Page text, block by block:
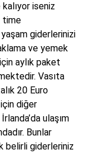
kalıyor iseniz
time
yaşam giderlerinizi
ve yemek
aylık paket
Vasıta
20 Euro
diğer
ulaşım
Bunlar
belirli giderleriniz